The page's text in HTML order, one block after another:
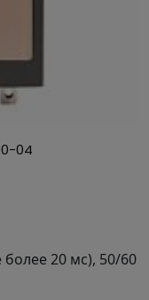
для
для
быстро
установка не
04
20 мс), 50/60